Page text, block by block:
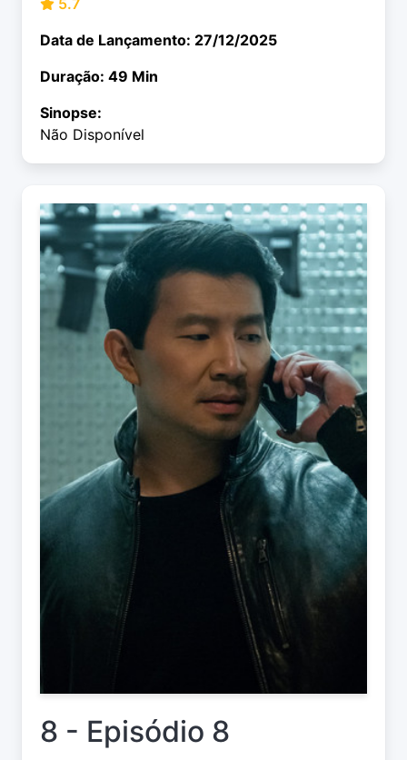
5.7
Data de Lançamento: 27/12/2025
Duração: 49 Min
Sinopse:
Não Disponível
8 - Episódio 8